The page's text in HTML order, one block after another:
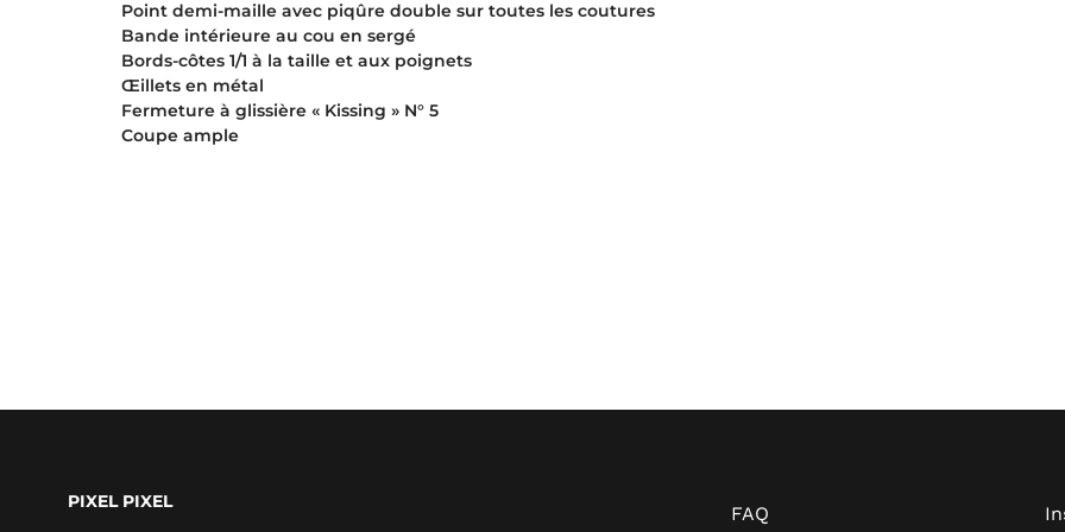
Point demi-maille avec piqûre double sur toutes les coutures
Bande intérieure au cou en sergé
Bords-côtes 1/1 à la taille et aux poignets
Œillets en métal
Fermeture à glissière « Kissing » N° 5
Coupe ample
PIXEL PIXEL
FAQ